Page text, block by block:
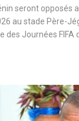
seront opposés
au stade Père-
des Journées FIFA